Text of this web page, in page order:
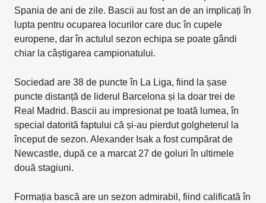
Spania de ani de zile. Bascii au fost an de an implicați în
lupta pentru ocuparea locurilor care duc în cupele
europene, dar în actulul sezon echipa se poate gândi
chiar la câștigarea campionatului.
Sociedad are 38 de puncte în La Liga, fiind la șase
puncte distanță de liderul Barcelona și la doar trei de
Real Madrid. Bascii au impresionat pe toată lumea, în
special datorită faptului că și-au pierdut golgheterul la
început de sezon. Alexander Isak a fost cumpărat de
Newcastle, după ce a marcat 27 de goluri în ultimele
două stagiuni.
Formația bască are un sezon admirabil, fiind calificată în